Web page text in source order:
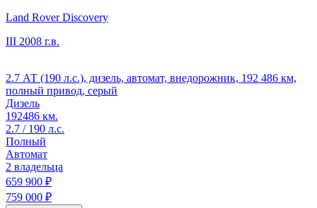
Land Rover Discovery
III 2008 г.в.
2.7 АТ (190 л.с.), дизель, автомат, внедорожник, 192 486 км,
полный привод, серый
Дизель
192486 км.
2.7 / 190 л.с.
Полный
Автомат
2 владельца
659 900 ₽
759 000 ₽